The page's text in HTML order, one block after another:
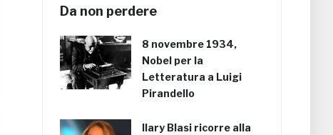
Da non perdere
8 novembre 1934,
Nobel per la
Letteratura a Luigi
Pirandello
Ilary Blasi ricorre alla